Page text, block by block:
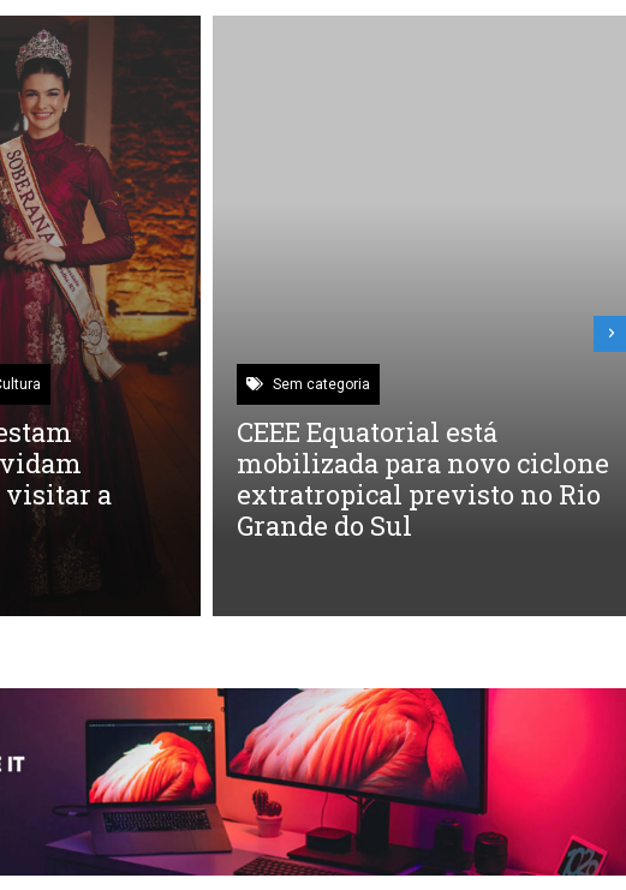
visitar a
Sem categoria
CEEE Equatorial está
mobilizada para novo ciclone
extratropical previsto no Rio
Grande do Sul